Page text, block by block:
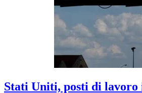
Stati Uniti, posti di lavoro